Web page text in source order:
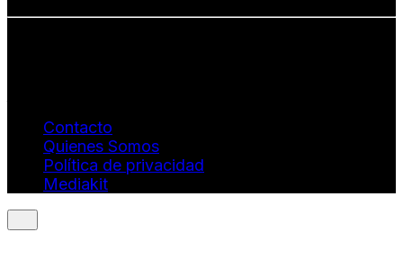
Contacto
Quienes Somos
Política de privacidad
Mediakit